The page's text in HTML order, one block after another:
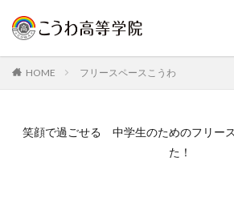
HOME フリースペースこうわ
笑顔で過ごせる 中学生のためのフリー
た！